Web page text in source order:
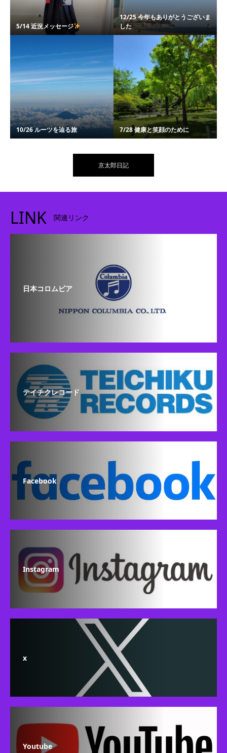
5/14 近況メッセージ
12/25 今年もありがとうございま
した
10/26 ルーツを辿る旅 7/28 健康と笑顔のために
京太郎日記
LINK 関連リンク
日本コロムビア
テイチクレコード
Facebook
Instagram
x
Youtube